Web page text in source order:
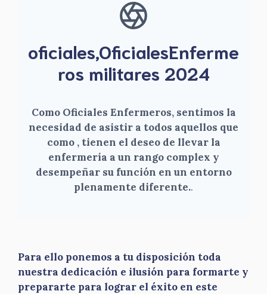
oficiales,OficialesEnferme
ros militares 2024
Como Oficiales Enfermeros, sentimos la
necesidad de asistir a todos aquellos que
como , tienen el deseo de llevar la
enfermería a un rango complex y
desempeñar su función en un entorno
plenamente diferente..
Para ello ponemos a tu disposición toda
nuestra dedicación e ilusión para formarte y
prepararte para lograr el éxito en este